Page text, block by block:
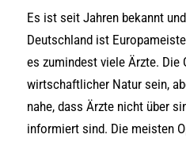
Es ist seit Jahren bekannt
Deutschland ist
es zumindest viele Ärzte. Die
wirtschaftlicher Natur sein,
nahe, dass Ärzte nicht über
informiert sind. Die meisten